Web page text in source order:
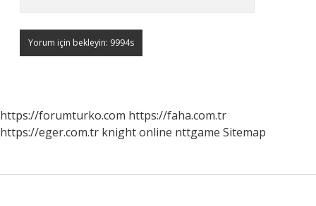
https://forumturko.com https://faha.com.tr
https://eger.com.tr knight online nttgame Sitemap